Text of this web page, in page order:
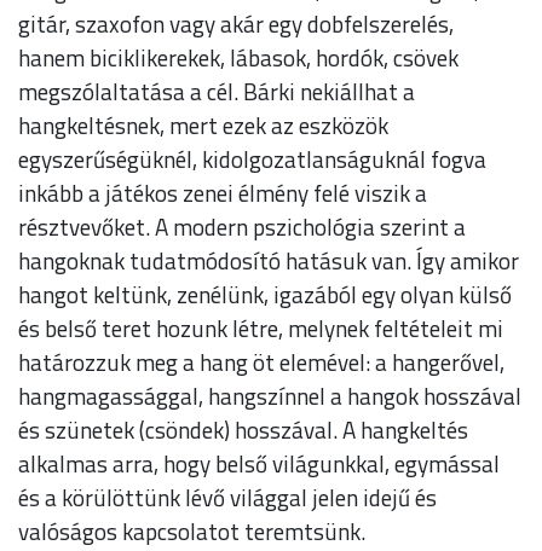
gitár, szaxofon vagy akár egy dobfelszerelés,
hanem biciklikerekek, lábasok, hordók, csövek
megszólaltatása a cél. Bárki nekiállhat a
hangkeltésnek, mert ezek az eszközök
egyszerűségüknél, kidolgozatlanságuknál fogva
inkább a játékos zenei élmény felé viszik a
résztvevőket. A modern pszichológia szerint a
hangoknak tudatmódosító hatásuk van. Így amikor
hangot keltünk, zenélünk, igazából egy olyan külső
és belső teret hozunk létre, melynek feltételeit mi
határozzuk meg a hang öt elemével: a hangerővel,
hangmagassággal, hangszínnel a hangok hosszával
és szünetek (csöndek) hosszával. A hangkeltés
alkalmas arra, hogy belső világunkkal, egymással
és a körülöttünk lévő világgal jelen idejű és
valóságos kapcsolatot teremtsünk.